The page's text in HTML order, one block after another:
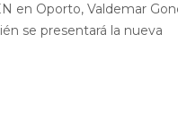
en Oporto, Valdemar
se presentará la nueva